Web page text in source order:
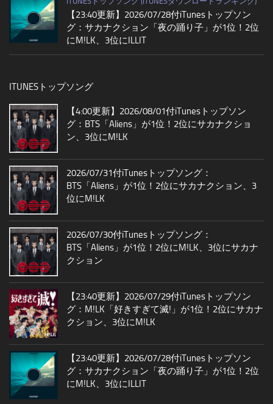
【23:40更新】2026/07/28付iTunesトップソン
グ：サカナクション「夜の踊り子」が1位！2位
にM!LK、3位にILLIT
ITUNESトップソング
【4:00更新】2026/08/01付iTunesトップソン
グ：BTS「Aliens」が1位！2位にサカナクショ
ン、3位にM!LK
2026/07/31付iTunesトップソング：
BTS「Aliens」が1位！2位にサカナクション、3
位にM!LK
2026/07/30付iTunesトップソング：
BTS「Aliens」が1位！2位にM!LK、3位にサカナ
クション
【23:40更新】2026/07/29付iTunesトップソン
グ：M!LK「好きすぎて滅!」が1位！2位にサカナ
クション、3位にM!LK
【23:40更新】2026/07/28付iTunesトップソン
グ：サカナクション「夜の踊り子」が1位！2位
にM!LK、3位にILLIT